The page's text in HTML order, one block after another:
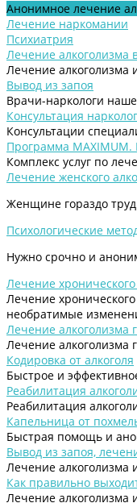
Анонимное лечение
Лечение наркомании
Психиатрия
Лечение алкоголизма
Лечение
Вывод из запоя
Врачи-наркологи
Консультация
Консультации
Программа
Комплекс услуг по
Лечение женского
Женщине гораздо
Психологические
Нужно срочно и
Лечение
Лечение
необратимые
Лечение алкоголизма
Лечение алкоголизма
Кодировка от алкоголя
Быстрое и
Реабилитация
Реабилитация
Капельница от
Быстрая помощь и
Вывод из запоя,
Лечение
Как правильно
Лечение